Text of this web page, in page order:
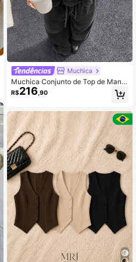
Muchica
Muchica Conjunto de Top de Mang
a Longa com Decote em V Desgast
ado e Lavado & Calça
R$216,90